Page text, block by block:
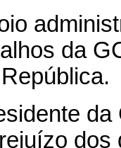
da
da